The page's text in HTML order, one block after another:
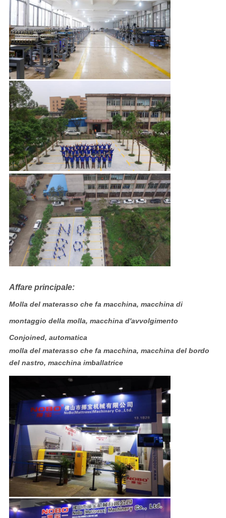
Affare principale:
Molla del materasso che fa macchina, macchina di
montaggio della molla, macchina d'avvolgimento
Conjoined, automatica
molla del materasso che fa macchina, macchina del bordo
del nastro, macchina imballatrice